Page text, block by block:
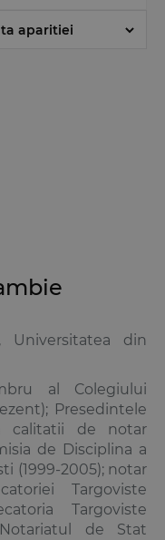
Universitatea din
al Colegiului
Presedintele
calitatii de notar
de Disciplina a
(1999-2005); notar
Targoviste
Targoviste
de Stat